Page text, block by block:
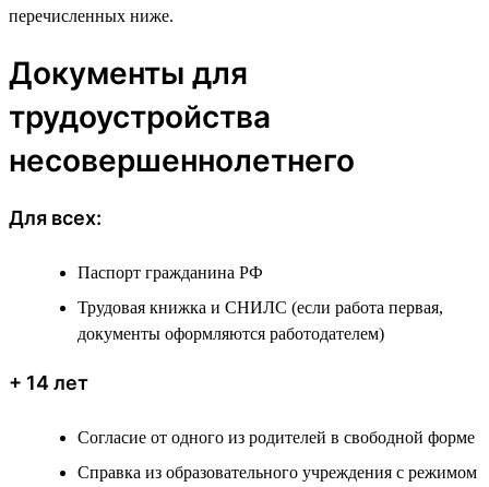
перечисленных ниже.
Документы для
трудоустройства
несовершеннолетнего
Для всех:
Паспорт гражданина РФ
Трудовая книжка и СНИЛС (если работа первая,
документы оформляются работодателем)
+ 14 лет
Согласие от одного из родителей в свободной форме
Справка из образовательного учреждения с режимом